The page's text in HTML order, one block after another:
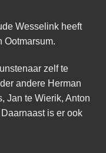
Wesselink heeft
Ootmarsum.
zelf te
andere Herman
Jan te Wierik, Anton
is er ook